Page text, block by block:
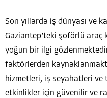
Son yıllarda iş dünyası ve
Gaziantep’teki şoförlü
yoğun bir ilgi
faktörlerden
hizmetleri, iş seyahatleri ve
etkinlikler için güvenilir ve